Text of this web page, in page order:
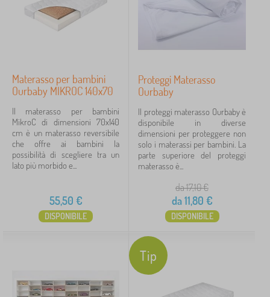
Materasso per bambini
Ourbaby MIKROC 140x70
Il materasso per bambini
MikroC di dimensioni 70x140
cm è un materasso reversibile
che offre ai bambini la
possibilità di scegliere tra un
lato più morbido e...
55,50 €
DISPONIBILE
Proteggi Materasso
Ourbaby
Il proteggi materasso Ourbaby è
disponibile in diverse
dimensioni per proteggere non
solo i materassi per bambini. La
parte superiore del proteggi
materasso è...
da 17,10€
da11,80 €
DISPONIBILE
Tip